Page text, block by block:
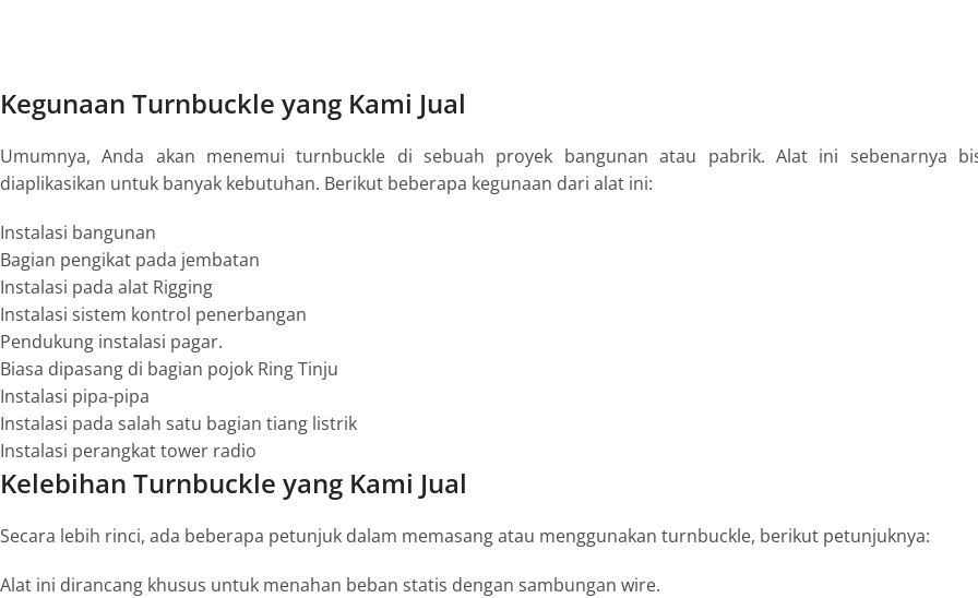
Kegunaan Turnbuckle yang Kami Jual
Umumnya, Anda akan menemui turnbuckle di sebuah proyek bangunan atau pabrik. Alat ini sebenarnya
diaplikasikan untuk banyak kebutuhan. Berikut beberapa kegunaan dari alat ini:
Instalasi bangunan
Bagian pengikat pada jembatan
Instalasi pada alat Rigging
Instalasi sistem kontrol penerbangan
Pendukung instalasi pagar.
Biasa dipasang di bagian pojok Ring Tinju
Instalasi pipa-pipa
Instalasi pada salah satu bagian tiang listrik
Instalasi perangkat tower radio
Kelebihan Turnbuckle yang Kami Jual
Secara lebih rinci, ada beberapa petunjuk dalam memasang atau menggunakan turnbuckle, berikut petunjuknya:
Alat ini dirancang khusus untuk menahan beban statis dengan sambungan wire.